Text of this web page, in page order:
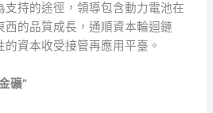
支持的途徑，領導包含動力電池在
西的品質成長，通順資本輪迴鏈
資本收受接管再應用平臺。
礦”